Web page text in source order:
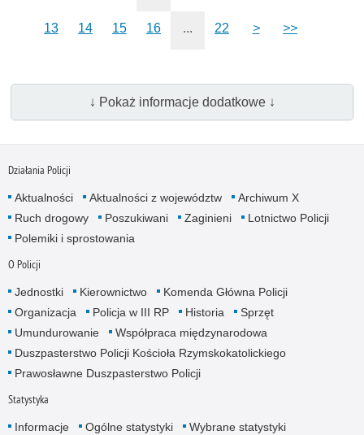
13 14 15 16 ... 22 > >>
↓ Pokaż informacje dodatkowe ↓
Działania Policji
Aktualności Aktualności z województw
Archiwum X
Ruch drogowy
Poszukiwani Zaginieni
Lotnictwo Policji
Polemiki i sprostowania
O Policji
Jednostki Kierownictwo
Komenda Główna Policji
Organizacja
Policja w III RP Historia
Sprzęt
Umundurowanie
Współpraca międzynarodowa
Duszpasterstwo Policji Kościoła Rzymskokatolickiego
Prawosławne Duszpasterstwo Policji
Statystyka
Informacje Ogólne statystyki
Wybrane statystyki